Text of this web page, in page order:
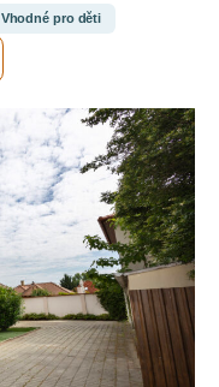
Vhodné pro děti